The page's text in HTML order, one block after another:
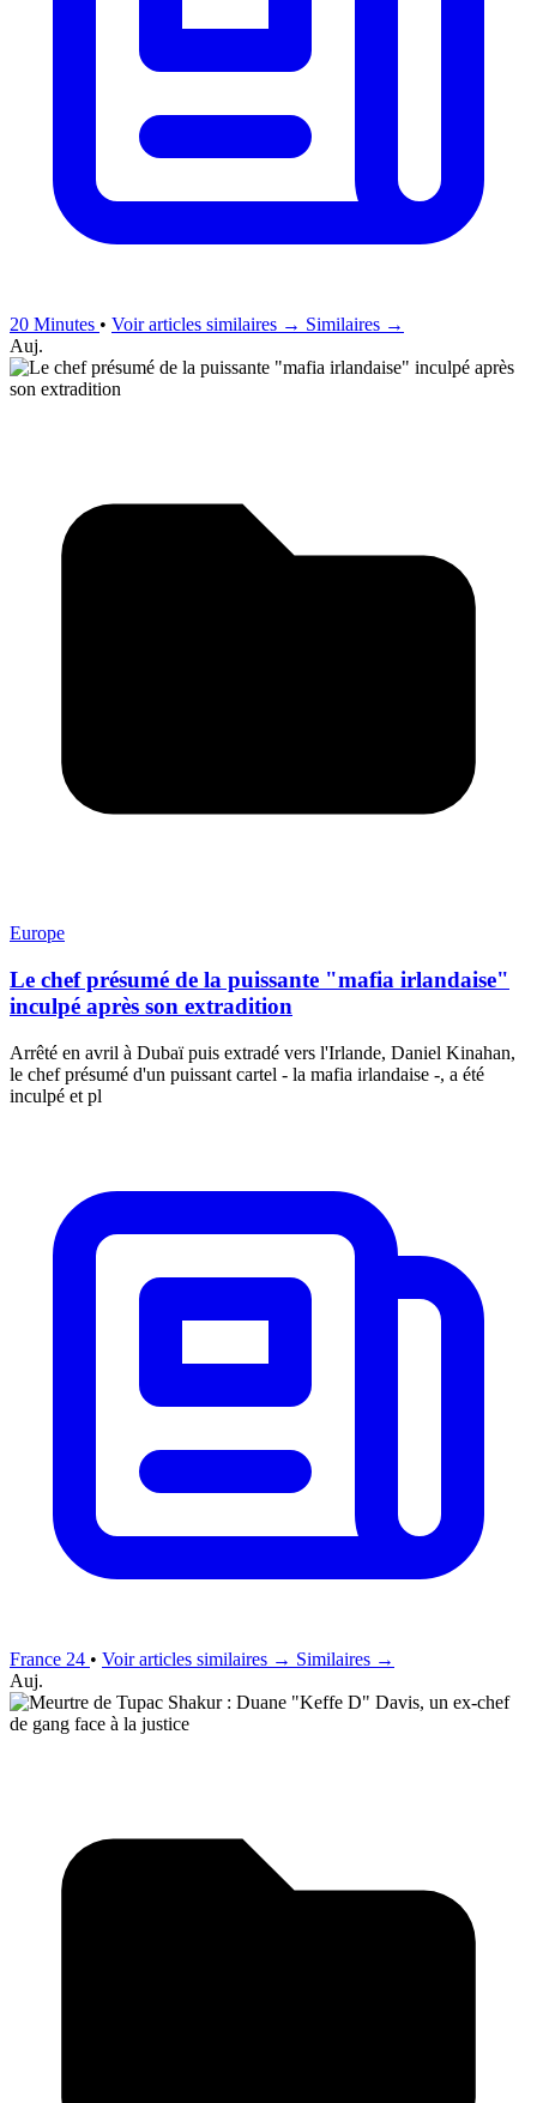
20 Minutes • Voir articles similaires → Similaires →
Auj.
Europe
Le chef présumé de la puissante "mafia irlandaise"
inculpé après son extradition
Arrêté en avril à Dubaï puis extradé vers l'Irlande, Daniel Kinahan,
le chef présumé d'un puissant cartel - la mafia irlandaise -, a été
inculpé et pl
France 24 • Voir articles similaires → Similaires →
Auj.